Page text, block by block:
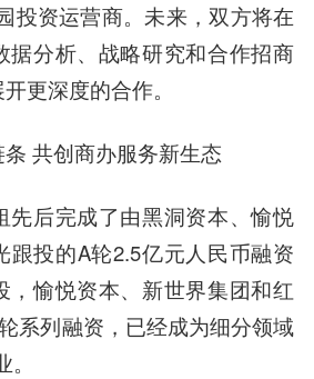
投资运营商。未来，双方将在
据分析、战略研究和合作招商
更深度的合作。
共创商办服务新生态
后完成了由黑洞资本、愉悦
跟投的A轮2.5亿元人民币融资
，愉悦资本、 新世界集团和红
系列融资，已经成为细分领域